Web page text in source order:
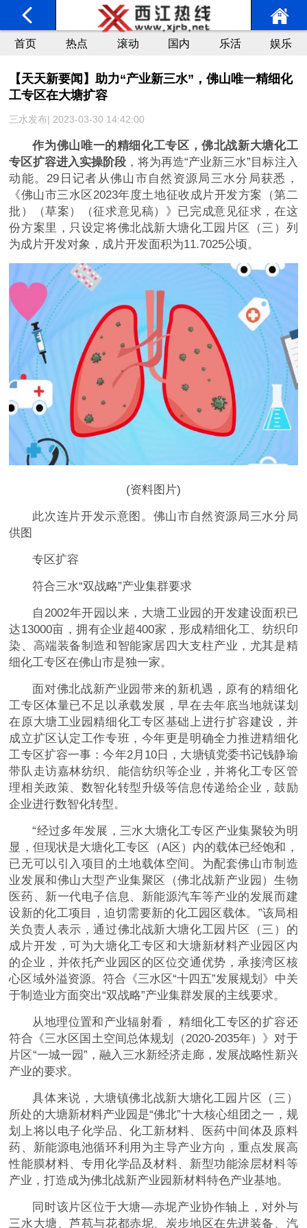
首页 热点 滚动 国内 乐活 娱乐
【天天新要闻】助力“产业新三水”，佛山唯一精细化
工专区在大塘扩容
三水发布| 2023-03-30 14:42:00
作为佛山唯一的精细化工专区，佛北战新大塘化工
专区扩容进入实操阶段，将为再造“产业新三水”目标注入
动能。29日记者从佛山市自然资源局三水分局获悉，
《佛山市三水区2023年度土地征收成片开发方案（第二
批）（草案）（征求意见稿）》已完成意见征求，在这
份方案里，只设定将佛北战新大塘化工园片区（三）列
为成片开发对象，成片开发面积为11.7025公顷。
(资料图片)
此次连片开发示意图。佛山市自然资源局三水分局
供图
专区扩容
符合三水“双战略”产业集群要求
自2002年开园以来，大塘工业园的开发建设面积已
达13000亩，拥有企业超400家，形成精细化工、纺织印
染、高端装备制造和智能家居四大支柱产业，尤其是精
细化工专区在佛山市是独一家。
面对佛北战新产业园带来的新机遇，原有的精细化
工专区体量已不足以承载发展，早在去年底当地就谋划
在原大塘工业园精细化工专区基础上进行扩容建设，并
成立扩区认定工作专班，今年更是明确全力推进精细化
工专区扩容一事：今年2月10日，大塘镇党委书记钱静瑜
带队走访嘉林纺织、能信纺织等企业，并将化工专区管
理相关政策、数智化转型升级等信息传递给企业，鼓励
企业进行数智化转型。
“经过多年发展，三水大塘化工专区产业集聚较为明
显，但现状是大塘化工专区（A区）内的载体已经饱和，
已无可以引入项目的土地载体空间。为配套佛山市制造
业发展和佛山大型产业集聚区（佛北战新产业园）生物
医药、新一代电子信息、新能源汽车等产业的发展而建
设新的化工项目，迫切需要新的化工园区载体。”该局相
关负责人表示，通过佛北战新大塘化工园片区（三）的
成片开发，可为大塘化工专区和大塘新材料产业园区内
的企业，并依托产业园区的区位交通优势，承接湾区核
心区域外溢资源。符合《三水区“十四五”发展规划》中关
于制造业方面突出“双战略”产业集群发展的主线要求。
从地理位置和产业辐射看， 精细化工专区的扩容还
符合《三水区国土空间总体规划（2020-2035年）》对于
片区“一城一园”，融入三水新经济走廊，发展战略性新兴
产业的要求。
具体来说，大塘镇佛北战新大塘化工园片区（三）
所处的大塘新材料产业园是“佛北”十大核心组团之一，规
划上将以电子化学品、化工新材料、医药中间体及原料
药、新能源电池循环利用为主导产业方向，重点发展高
性能膜材料、专用化学品及材料、新型功能涂层材料等
产业，打造成为佛北战新产业园新材料特色产业基地。
同时该片区位于大塘—赤坭产业协作轴上，对外与
三水大塘、芦苞与花都赤坭、炭步地区在先进装备、汽